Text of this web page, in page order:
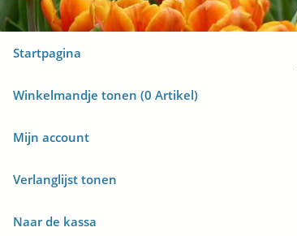
Startpagina
Winkelmandje tonen (0 Artikel)
Mijn account
Verlanglijst tonen
Naar de kassa